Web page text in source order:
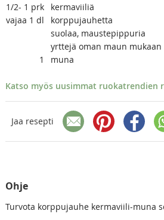
1/2- 1 prk
kermaviiliä
vajaa 1 dl
korppujauhetta
suolaa, maustepippuria
yrttejä oman maun mukaan
1
muna
Katso myös uusimmat ruokatrendien
Jaa resepti
Ohje
Turvota korppujauhe kermaviili-muna